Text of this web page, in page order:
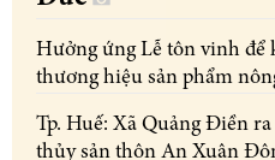
Hưởng ứng Lễ tôn vinh để
thương hiệu sản phẩm
Tp. Huế: Xã Quảng Điền
thủy sản thôn An Xuân